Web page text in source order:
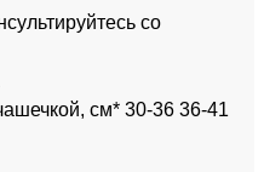
со
см* 30-36 36-41